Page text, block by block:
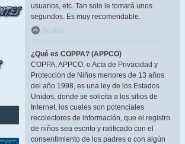
usuarios, etc. Tan solo le tomará unos
segundos. Es muy recomendable.
Arriba
¿Qué es COPPA? (APPCO)
COPPA, APPCO, o Acta de Privacidad y
Protección de Niños menores de 13 años
del año 1998, es una ley de los Estados
Unidos, donde se solicita a los sitios de
Internet, los cuales son potenciales
recolectores de información, que el registro
de niños sea escrito y ratificado con el
consentimiento de los padres o con algún